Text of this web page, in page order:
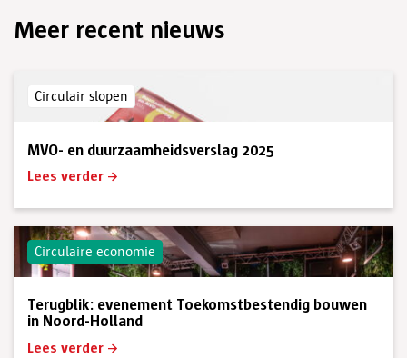
Meer recent nieuws
Circulair slopen
MVO- en duurzaamheidsverslag 2025
Lees verder
Circulaire economie
Terugblik: evenement Toekomstbestendig bouwen
in Noord-Holland
Lees verder